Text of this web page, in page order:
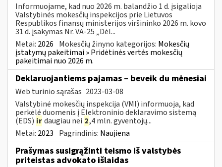
Informuojame, kad nuo 2026 m. balandžio 1 d. įsigalioja
Valstybinės mokesčių inspekcijos prie Lietuvos
Respublikos finansų ministerijos viršininko 2026 m. kovo
31 d. įsakymas Nr. VA-25 „Dėl...
Metai: 2026 Mokesčių žinyno kategorijos: Mokesčių
įstatymų pakeitimai » Pridėtinės vertės mokesčių
pakeitimai nuo 2026 m.
Deklaruojantiems pajamas – beveik du mėnesiai
Web turinio sąrašas 2023-03-08
Valstybinė mokesčių inspekcija (VMI) informuoja, kad
perkėlė duomenis į Elektroninio deklaravimo sistemą
(EDS) irdaugiau nei 2,4 mln. gyventojų...
Metai: 2023 Pagrindinis: Naujiena
Prašymas susigrąžinti teismo iš valstybės
priteistas advokato išlaidas